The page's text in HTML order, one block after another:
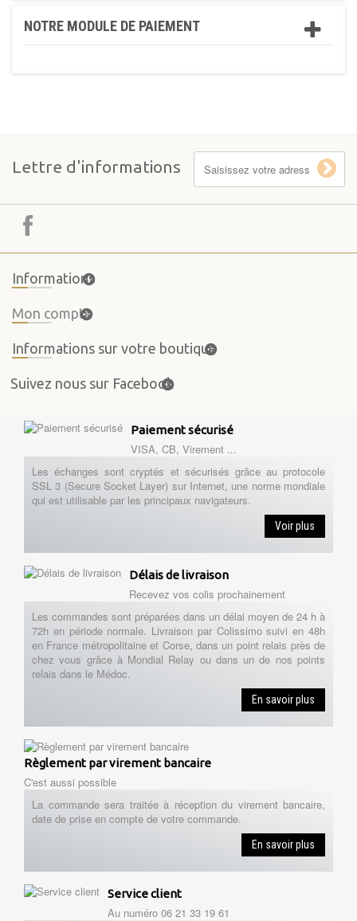
NOTRE MODULE DE PAIEMENT
Lettre d'informations
Informations
Mon compte
Informations sur votre boutique
Suivez nous sur Facebook
Paiement sécurisé
VISA, CB, Virement ...
Les échanges sont cryptés et sécurisés grâce au protocole
SSL 3 (Secure Socket Layer) sur Internet, une norme mondiale
qui est utilisable par les principaux navigateurs.
Voir plus
Délais de livraison
Recevez vos colis prochainement
Les commandes sont préparées dans un délai moyen de 24 h à
72h en période normale. Livraison par Colissimo suivi en 48h
en France métropolitaine et Corse, dans un point relais près de
chez vous grâce à Mondial Relay ou dans un de nos points
relais dans le Médoc.
En savoir plus
Règlement par virement bancaire
C'est aussi possible
La commande sera traitée à réception du virement bancaire,
date de prise en compte de votre commande.
En savoir plus
Service client
Au numéro 06 21 33 19 61